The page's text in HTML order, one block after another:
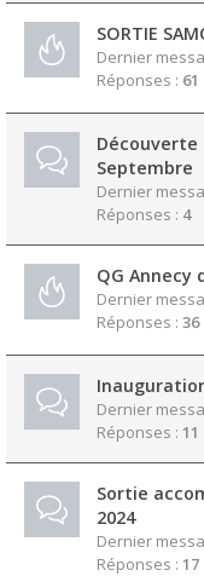
SORTIE
Dernier
Réponses : 61
Découverte
Septembre
Dernier
Réponses : 4
QG Annecy
Dernier
Réponses : 36
Dernier
Réponses : 11
Sortie
2024
Dernier
Réponses : 17